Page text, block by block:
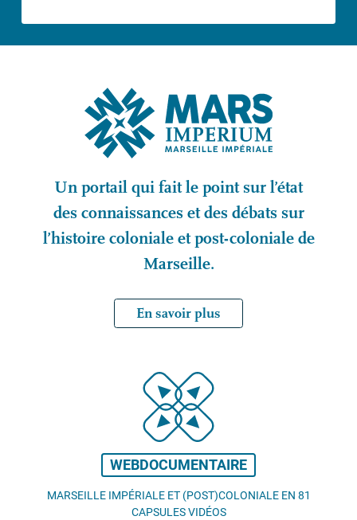
Un portail qui fait le point sur l’état
des connaissances et des débats sur
l’histoire coloniale et post-coloniale de
Marseille.
En savoir plus
WEBDOCUMENTAIRE
MARSEILLE IMPÉRIALE ET (POST)COLONIALE EN 81
CAPSULES VIDÉOS